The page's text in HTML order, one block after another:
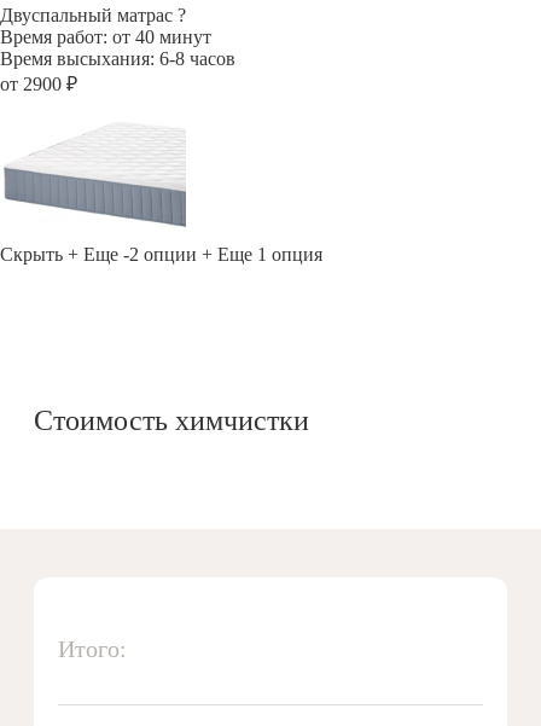
Двуспальный матрас ?
Время работ: от 40 минут
Время высыхания: 6-8 часов
от 2900 ₽
Скрыть + Еще -2 опции + Еще 1 опция
Стоимость химчистки
Итого: